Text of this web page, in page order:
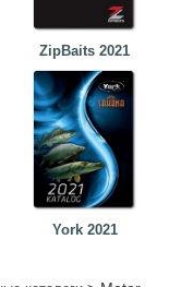
ZipBaits 2021
York 2021